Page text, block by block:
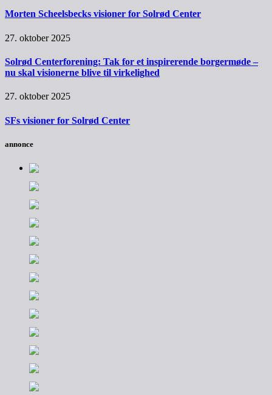
Morten Scheelsbecks visioner for Solrød Center
27. oktober 2025
Solrød Centerforening: Tak for et inspirerende borgermøde –
nu skal visionerne blive til virkelighed
27. oktober 2025
SFs visioner for Solrød Center
annonce